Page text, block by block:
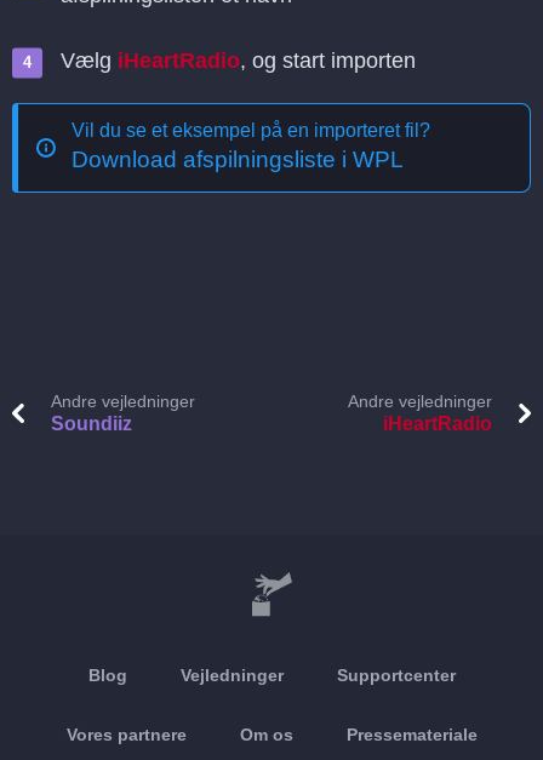
Vælg iHeartRadio, og start importen
Vil du se et eksempel på en importeret fil?
Download afspilningsliste i WPL
Andre vejledninger
Soundiiz
Andre vejledninger
iHeartRadio
Blog Vejledninger Supportcenter
Vores partnere Om os Pressemateriale